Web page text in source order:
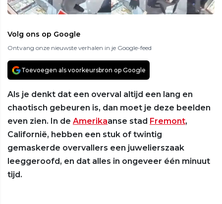
Volg ons op Google
Ontvang onze nieuwste verhalen in je Google-feed
Toevoegen als voorkeursbron op Google
Als je denkt dat een overval altijd een lang en
chaotisch gebeuren is, dan moet je deze beelden
even zien. In de Amerikaanse stad Fremont,
Californië, hebben een stuk of twintig
gemaskerde overvallers een juwelierszaak
leeggeroofd, en dat alles in ongeveer één minuut
tijd.